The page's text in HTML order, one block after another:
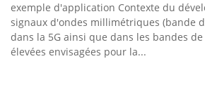
exemple d'application Contexte du
signaux d'ondes millimétriques (bande
dans la 5G ainsi que dans les bandes
élevées envisagées pour la...